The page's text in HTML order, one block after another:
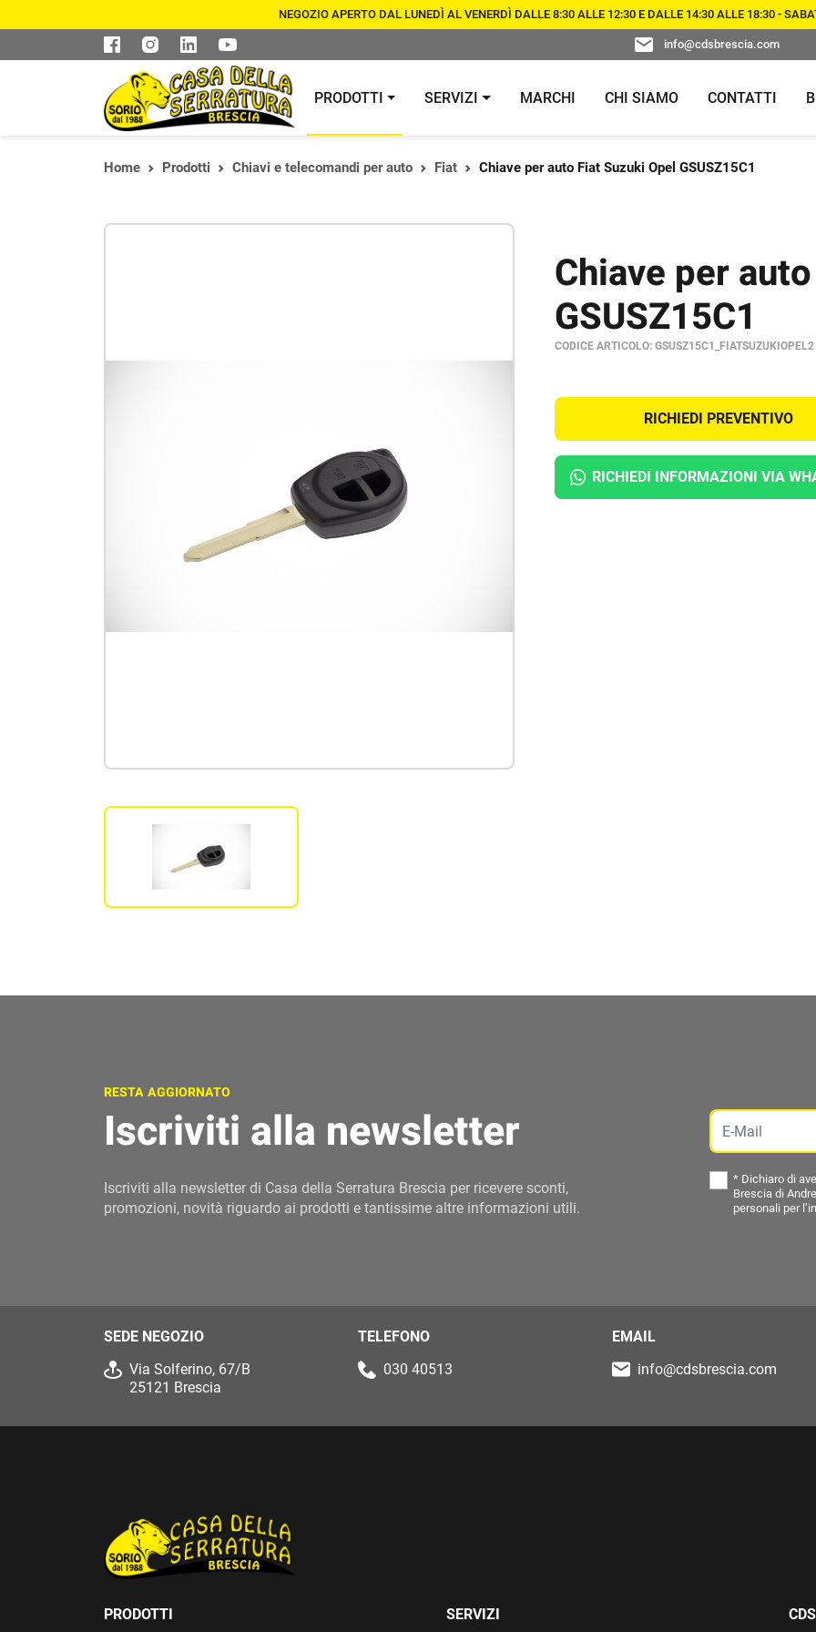
NEGOZIO APERTO DAL LUNEDÌ AL VENERDÌ DALLE 8:30 ALLE 12:30 E DALLE 14:30 ALLE 18:30 -
info@cdsbrescia.com
PRODOTTI
CHIAVI E
SERRATURE DI
LUCCHETTI
SERVIZI
CONSULENZA E TECNOLOGIA
PER GESTIONE ACCESSI
MARCHI CHI SIAMO CONTATTI
Home Prodotti Chiavi e telecomandi per auto Fiat Chiave per auto Fiat Suzuki Opel GSUSZ15C1
Chiave per
GSUSZ15C1
CODICE ARTICOLO: GSUSZ15C1_FIATSUZUKIOPEL2
RICHIEDI PREVENTIVO
RICHIEDI INFORMAZIONI VIA
RESTA AGGIORNATO
Iscriviti alla newsletter
Iscriviti alla newsletter di Casa della Serratura Brescia per ricevere sconti,
promozioni, novità riguardo ai prodotti e tantissime altre informazioni utili.
Email
* Dichiaro di
Brescia di
personali per
SEDE NEGOZIO
Via Solferino, 67/B
25121 Brescia
TELEFONO
030 40513
EMAIL
info@cdsbrescia.com
PRODOTTI SERVIZI